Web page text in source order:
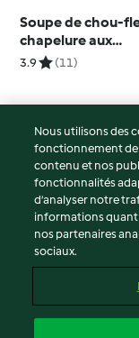
Soupe de chou-
chapelure aux
anchois
3.9 (11)
© Copyright 2026
Conditions
Politique de
Non-responsabilité
Mentions légales
Contenu du rapport
Nous utilisons des
fonctionnement de
contenu et nos
fonctionnalités
d’analyser notre
informations quant
nos partenaires
sociaux.